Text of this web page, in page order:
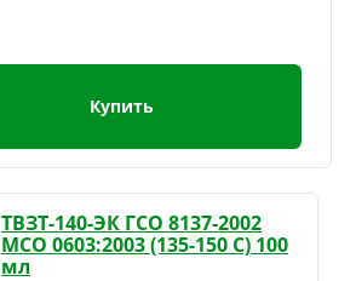
Купить
ТВЗТ-140-ЭК ГСО 8137-2002
МСО 0603:2003 (135-150 С) 100
мл